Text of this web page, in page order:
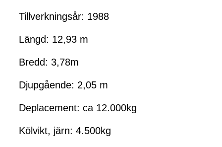
Tillverkningsår: 1988
Längd: 12,93 m
Bredd: 3,78m
Djupgående: 2,05 m
Deplacement: ca 12.000kg
Kölvikt, järn: 4.500kg